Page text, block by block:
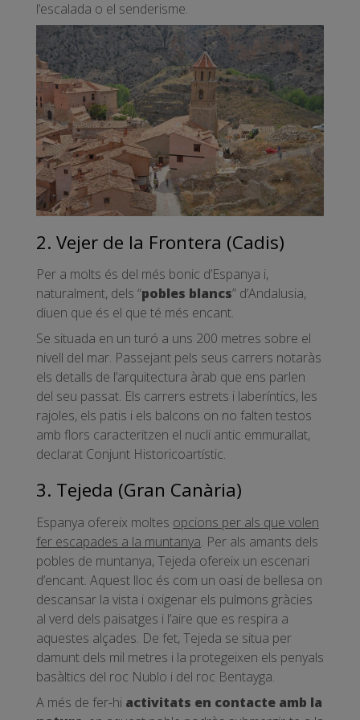
l’escalada o el senderisme.
2. Vejer de la Frontera (Cadis)
Per a molts és del més bonic d’Espanya i,
naturalment, dels “pobles blancs” d’Andalusia,
diuen que és el que té més encant.
Se situada en un turó a uns 200 metres sobre el
nivell del mar. Passejant pels seus carrers notaràs
els detalls de l’arquitectura àrab que ens parlen
del seu passat. Els carrers estrets i laberíntics, les
rajoles, els patis i els balcons on no falten testos
amb flors caracteritzen el nucli antic emmurallat,
declarat Conjunt Historicoartístic.
3. Tejeda (Gran Canària)
Espanya ofereix moltes opcions per als que volen
fer escapades a la muntanya. Per als amants dels
pobles de muntanya, Tejeda ofereix un escenari
d’encant. Aquest lloc és com un oasi de bellesa on
descansar la vista i oxigenar els pulmons gràcies
al verd dels paisatges i l’aire que es respira a
aquestes alçades. De fet, Tejeda se situa per
damunt dels mil metres i la protegeixen els penyals
basàltics del roc Nublo i del roc Bentayga.
A més de fer-hi activitats en contacte amb la